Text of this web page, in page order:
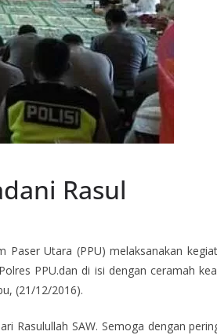
Rasul
Utara (PPU) melaksanakan
PPU.dan di isi dengan ceramah
(21/12/2016).
Rasulullah SAW. Semoga dengan